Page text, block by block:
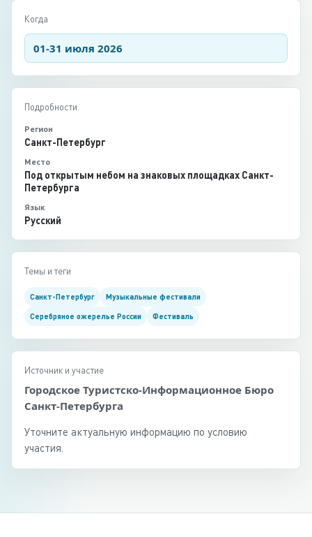
Когда
01-31 июля 2026
Подробности
Регион
Санкт-Петербург
Место
Под открытым небом на знаковых площадках Санкт-
Петербурга
Язык
Русский
Темы и теги
Санкт-Петербург Музыкальные фестивали
Серебряное ожерелье России Фестиваль
Источник и участие
Городское Туристско-Информационное Бюро
Санкт-Петербурга
Уточните актуальную информацию по условию
участия.